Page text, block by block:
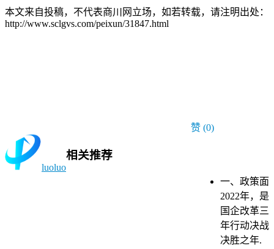
本文来自投稿，不代表商川网立场，如若转载，请注明出处：
http://www.sclgvs.com/peixun/31847.html
赞 (0)
luoluo
相关推荐
一、政策面
2022年，是
国企改革三
年行动决战
决胜之年.